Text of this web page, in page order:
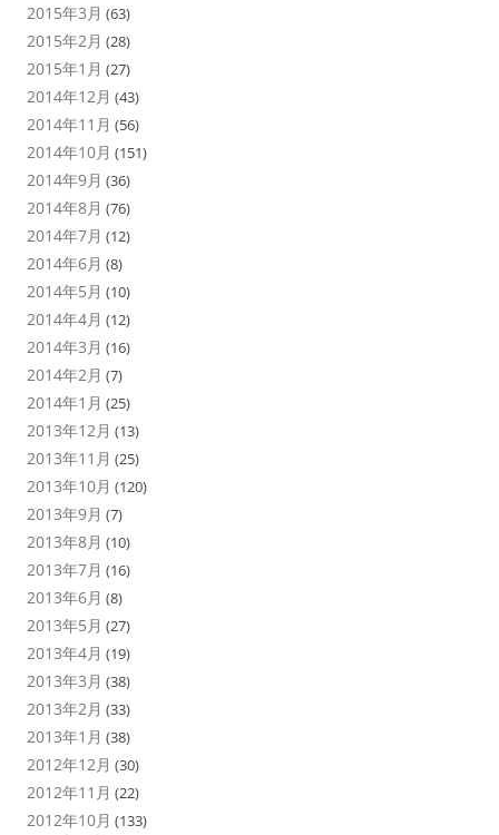
2015年3月 (63)
2015年2月 (28)
2015年1月 (27)
2014年12月 (43)
2014年11月 (56)
2014年10月 (151)
2014年9月 (36)
2014年8月 (76)
2014年7月 (12)
2014年6月 (8)
2014年5月 (10)
2014年4月 (12)
2014年3月 (16)
2014年2月 (7)
2014年1月 (25)
2013年12月 (13)
2013年11月 (25)
2013年10月 (120)
2013年9月 (7)
2013年8月 (10)
2013年7月 (16)
2013年6月 (8)
2013年5月 (27)
2013年4月 (19)
2013年3月 (38)
2013年2月 (33)
2013年1月 (38)
2012年12月 (30)
2012年11月 (22)
2012年10月 (133)